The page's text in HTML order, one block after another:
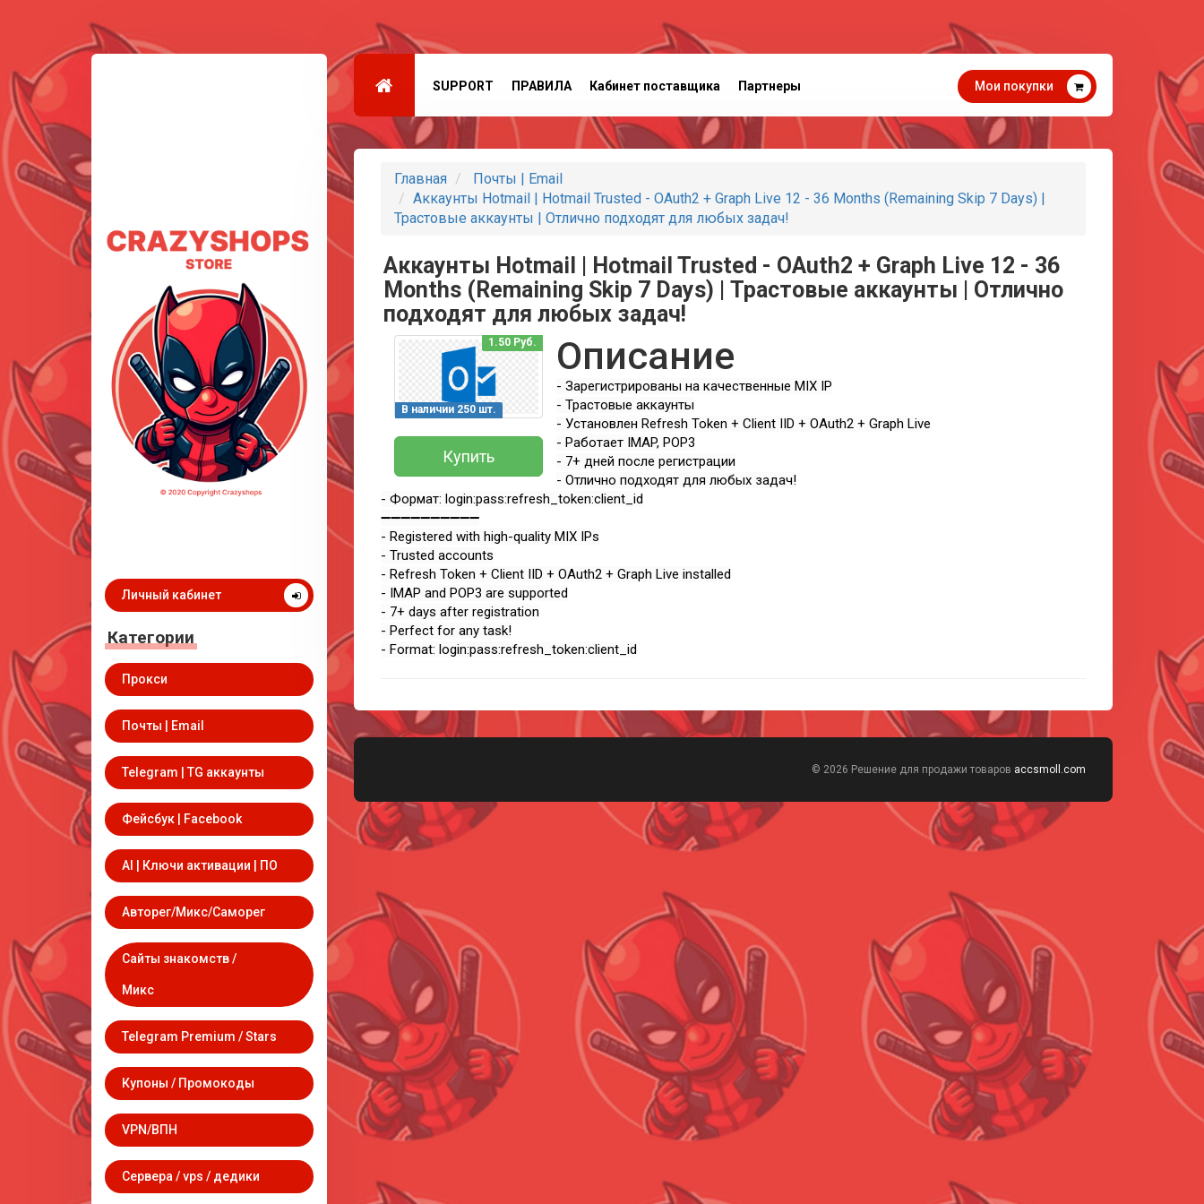
Личный кабинет
Категории
Прокси
Почты | Email
Telegram | TG аккаунты
Фейсбук | Facebook
AI | Ключи активации | ПО
Авторег/Микс/Саморег
Сайты знакомств /
Микс
Telegram Premium / Stars
Купоны / Промокоды
VPN/ВПН
Сервера / vps / дедики
SUPPORT ПРАВИЛА Кабинет поставщика Партнеры Мои покупки
Главная
Почты | Email
Аккаунты Hotmail | Hotmail Trusted - OAuth2 + Graph Live 12 - 36 Months (Remaining Skip 7 Days) |
Трастовые аккаунты | Отлично подходят для любых задач!
Аккаунты Hotmail | Hotmail Trusted - OAuth2 + Graph Live 12 - 36
Months (Remaining Skip 7 Days) | Трастовые аккаунты | Отлично
подходят для любых задач!
В наличии 250 шт.
1.50 Руб.
Купить
Описание
- Зарегистрированы на качественные MIX IP
- Трастовые аккаунты
- Установлен Refresh Token + Client IID + OAuth2 + Graph Live
- Работает IMAP, POP3
- 7+ дней после регистрации
- Отлично подходят для любых задач!
- Формат: login:pass:refresh_token:client_id
➖➖➖➖➖➖➖➖➖➖
- Registered with high-quality MIX IPs
- Trusted accounts
- Refresh Token + Client IID + OAuth2 + Graph Live installed
- IMAP and POP3 are supported
- 7+ days after registration
- Perfect for any task!
- Format: login:pass:refresh_token:client_id
© 2026 Решение для продажи товаров accsmoll.com
Всего позиций в корзине
Всего товара в корзине